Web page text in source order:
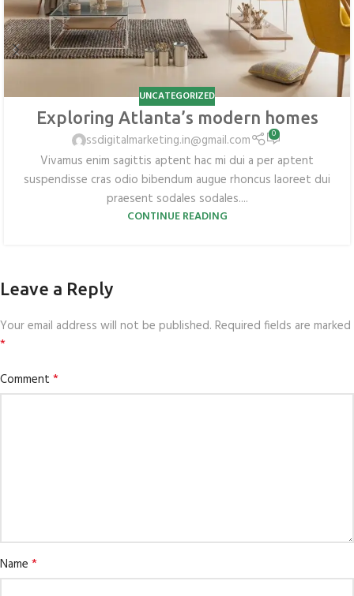
UNCATEGORIZED
Exploring Atlanta’s modern homes
ssdigitalmarketing.in@gmail.com 0
Vivamus enim sagittis aptent hac mi dui a per aptent
suspendisse cras odio bibendum augue rhoncus laoreet dui
praesent sodales sodales....
CONTINUE READING
Leave a Reply
Your email address will not be published. Required fields are marked
*
Comment *
Name *